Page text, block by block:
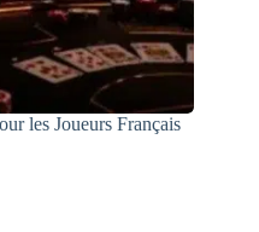
les Joueurs Français